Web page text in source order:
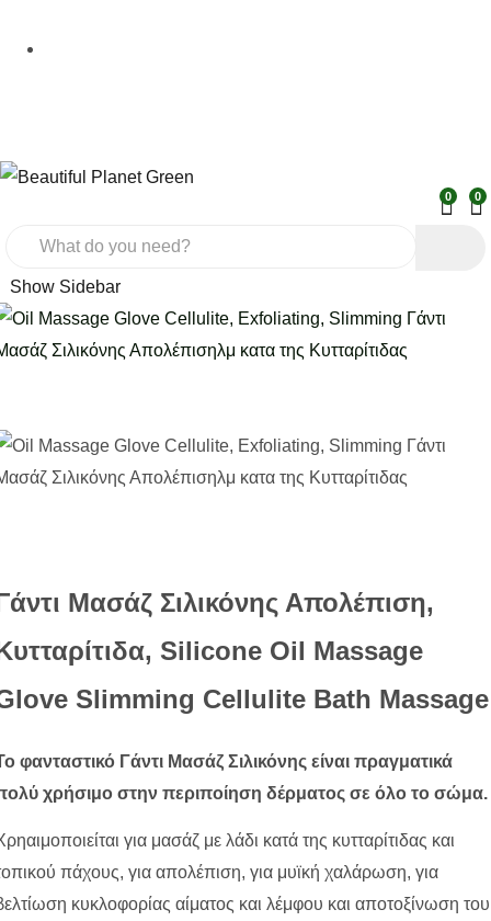
0
0
Show Sidebar
Μασάζ Σιλικόνης Απολέπιση,
Silicone Oil Massage
Slimming Cellulite Bath Massage
φανταστικό Γάντι Μασάζ Σιλικόνης είναι πραγματικά
χρήσιμο στην περιποίηση δέρματος σε όλο το σώμα.
για μασάζ με λάδι κατά της κυτταρίτιδας και
πάχους, για απολέπιση, για μυϊκή χαλάρωση, για
κυκλοφορίας αίματος και λέμφου και αποτοξίνωση του